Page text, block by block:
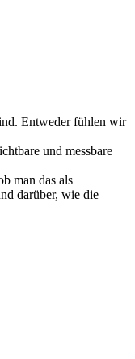
Entweder fühlen wir
und messbare
man das als
darüber, wie die